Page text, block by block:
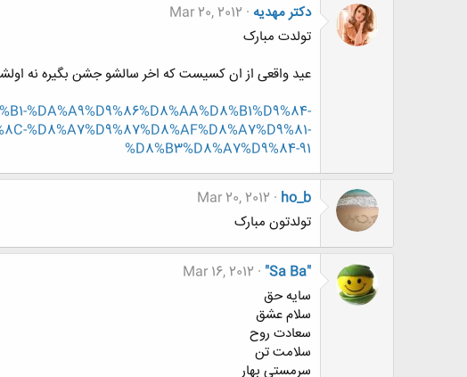
دکتر مهدیه Mar 20, 2012
تولدت مبارک
عید واقعی از ان کسیست که اخر سالشو جشن بگیره نه
%DA%A9%D9%86%D8%AA%D8%B1%D9%84-
%D8%A7%D9%87%D8%AF%D8%A7%D9%81-
%D8%B3%D8%A7%D9%84-91
ho_b
Mar 20, 2012
تولدتون مبارک
"Sa Ba"
Mar 16, 2012
سايه حق
سلام عشق
سعادت روح
سلامت تن
سرمستي بهار